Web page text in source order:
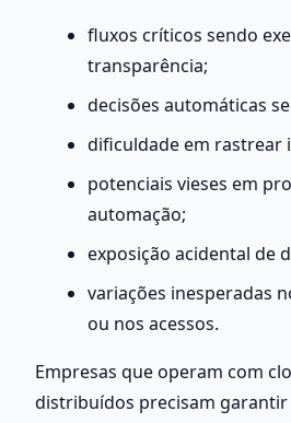
fluxos críticos sendo
transparência;
decisões automáticas
dificuldade em rastrear
potenciais vieses em
automação;
exposição acidental de
variações inesperadas
ou nos acessos.
Empresas que operam com
distribuídos precisam garantir